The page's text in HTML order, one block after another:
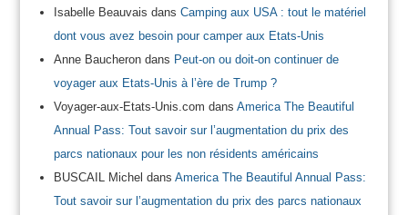
Isabelle Beauvais dans Camping aux USA : tout le matériel
dont vous avez besoin pour camper aux Etats-Unis
Anne Baucherondans Peut-on ou doit-on continuer de
voyager aux Etats-Unis à l’ère de Trump ?
Voyager-aux-Etats-Unis.com dans America The Beautiful
Annual Pass: Tout savoir sur l’augmentation du prix des
parcs nationaux pour les non résidents américains
BUSCAIL Michel dans America The Beautiful Annual Pass:
Tout savoir sur l’augmentation du prix des parcs nationaux